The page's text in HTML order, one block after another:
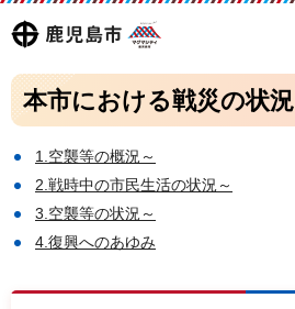
鹿児島
市
マグ
マシ
ティ
鹿児
島市
本市における戦災の状況
1.空襲等の概況～
2.戦時中の市民生活の状況～
3.空襲等の状況～
4.復興へのあゆみ